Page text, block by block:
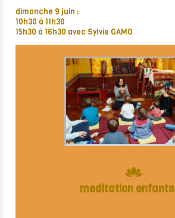
dimanche 9 juin :
10h30 à 11h30
15h30 à 16h30 avec Sylvie GAMO
meditation enfants